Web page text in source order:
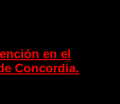
en el
Concordia.